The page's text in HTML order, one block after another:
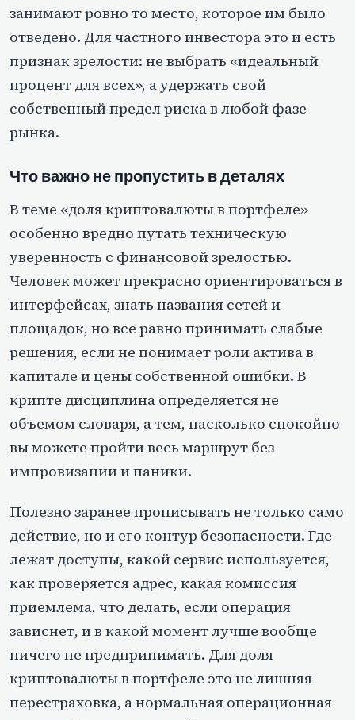
занимают ровно то место, которое им было
отведено. Для частного инвестора это и есть
признак зрелости: не выбрать «идеальный
процент для всех», а удержать свой
собственный предел риска в любой фазе
рынка.
Что важно не пропустить в деталях
В теме «доля криптовалюты в портфеле»
особенно вредно путать техническую
уверенность с финансовой зрелостью.
Человек может прекрасно ориентироваться в
интерфейсах, знать названия сетей и
площадок, но все равно принимать слабые
решения, если не понимает роли актива в
капитале и цены собственной ошибки. В
крипте дисциплина определяется не
объемом словаря, а тем, насколько спокойно
вы можете пройти весь маршрут без
импровизации и паники.
Полезно заранее прописывать не только само
действие, но и его контур безопасности. Где
лежат доступы, какой сервис используется,
как проверяется адрес, какая комиссия
приемлема, что делать, если операция
зависнет, и в какой момент лучше вообще
ничего не предпринимать. Для доля
криптовалюты в портфеле это не лишняя
перестраховка, а нормальная операционная